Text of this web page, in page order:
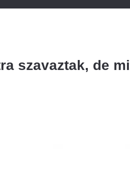
szavaztak, de